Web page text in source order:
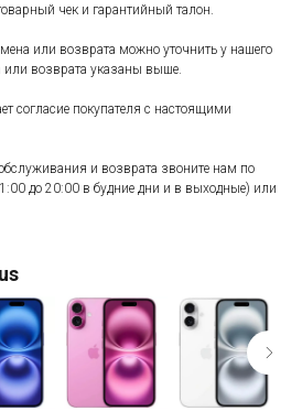
чек и гарантийный талон.
или возврата можно уточнить у нашего
возврата указаны выше.
согласие покупателя с настоящими
и возврата звоните нам по
до 20:00 в будние дни и в выходные) или